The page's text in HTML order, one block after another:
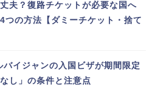
夫？復路チケットが必要な国へ
つの方法【ダミーチケット・捨て
バイジャンの入国ビザが期間限定
し」の条件と注意点